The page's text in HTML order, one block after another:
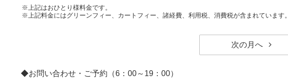
※上記はおひとり様料金です。
※上記料金にはグリーンフィー、カートフィー、諸経費、利用税、消費税が含まれています。
次の月へ
◆お問い合わせ・ご予約（6：00～19：00）